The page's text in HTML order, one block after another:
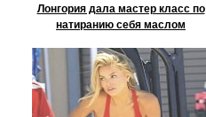
Лонгория дала мастер класс по
натиранию себя маслом